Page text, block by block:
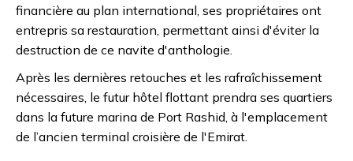
financière au plan international, ses propriétaires ont
entrepris sa restauration, permettant ainsi d'éviter la
destruction de ce navite d'anthologie.
Après les dernières retouches et les rafraîchissement
nécessaires, le futur hôtel flottant prendra ses quartiers
dans la future marina de Port Rashid, à l'emplacement
de l’ancien terminal croisière de l'Emirat.